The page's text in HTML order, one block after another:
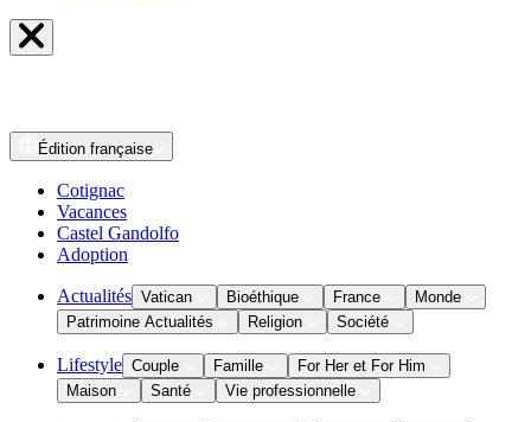
Édition française
Cotignac
Vacances
Castel Gandolfo
Adoption
Actualités Vatican Bioéthique France
Monde
Patrimoine Actualités
Religion Société
Lifestyle Couple Famille
For Her et For Him
Maison
Santé Vie professionnelle